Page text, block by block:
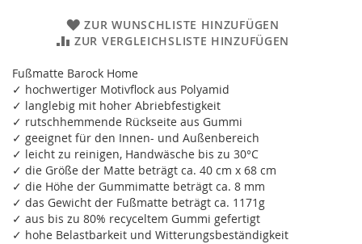
ZUR WUNSCHLISTE HINZUFÜGEN
ZUR VERGLEICHSLISTE HINZUFÜGEN
Fußmatte Barock Home
✓ hochwertiger Motivflock aus Polyamid
✓ langlebig mit hoher Abriebfestigkeit
✓ rutschhemmende Rückseite aus Gummi
✓ geeignet für den Innen- und Außenbereich
✓ leicht zu reinigen, Handwäsche bis zu 30°C
✓ die Größe der Matte beträgt ca. 40 cm x 68 cm
✓ die Höhe der Gummimatte beträgt ca. 8 mm
✓ das Gewicht der Fußmatte beträgt ca. 1171g
✓ aus bis zu 80% recyceltem Gummi gefertigt
✓ hohe Belastbarkeit und Witterungsbeständigkeit